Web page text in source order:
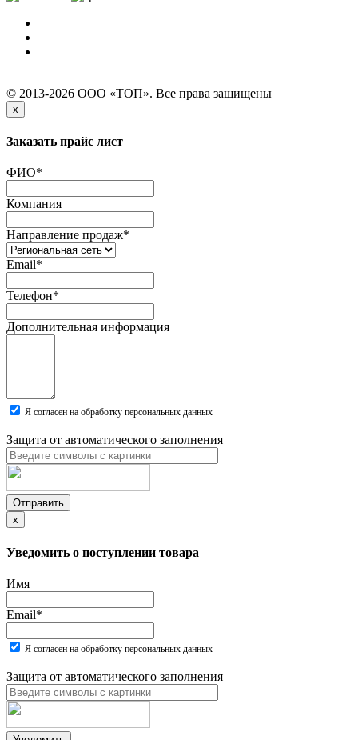
© 2013-2026 ООО «ТОП». Все права защищены
x
Заказать прайс лист
ФИО*
Компания
Направление продаж*
Email*
Телефон*
Дополнительная информация
Я согласен на обработку персональных данных
Защита от автоматического заполнения
Отправить
x
Уведомить о поступлении товара
Имя
Email*
Я согласен на обработку персональных данных
Защита от автоматического заполнения